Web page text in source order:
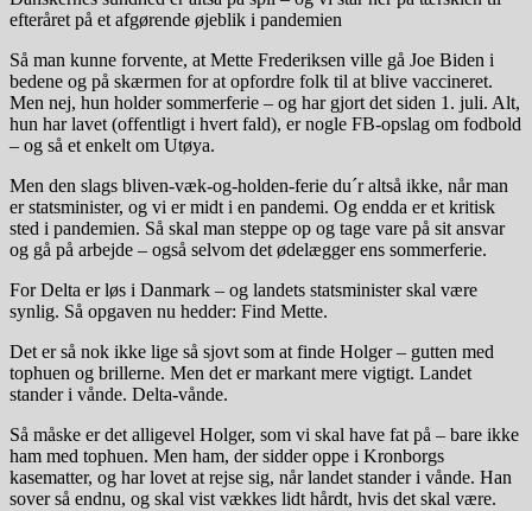
efteråret på et afgørende øjeblik i pandemien
Så man kunne forvente, at Mette Frederiksen ville gå Joe Biden i
bedene og på skærmen for at opfordre folk til at blive vaccineret.
Men nej, hun holder sommerferie – og har gjort det siden 1. juli. Alt,
hun har lavet (offentligt i hvert fald), er nogle FB-opslag om fodbold
– og så et enkelt om Utøya.
Men den slags bliven-væk-og-holden-ferie du´r altså ikke, når man
er statsminister, og vi er midt i en pandemi. Og endda er et kritisk
sted i pandemien. Så skal man steppe op og tage vare på sit ansvar
og gå på arbejde – også selvom det ødelægger ens sommerferie.
For Delta er løs i Danmark – og landets statsminister skal være
synlig. Så opgaven nu hedder: Find Mette.
Det er så nok ikke lige så sjovt som at finde Holger – gutten med
tophuen og brillerne. Men det er markant mere vigtigt. Landet
stander i vånde. Delta-vånde.
Så måske er det alligevel Holger, som vi skal have fat på – bare ikke
ham med tophuen. Men ham, der sidder oppe i Kronborgs
kasematter, og har lovet at rejse sig, når landet stander i vånde. Han
sover så endnu, og skal vist vækkes lidt hårdt, hvis det skal være.